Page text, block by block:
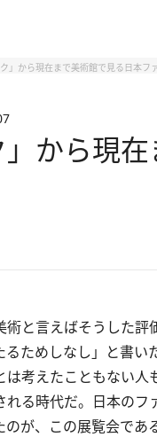
」から現在まで美術館で見る日本フ
から現
と言えばそうした評
ためしなし」と書
は考えたこともない
る時代だ。日本の
が、この展覧会であ